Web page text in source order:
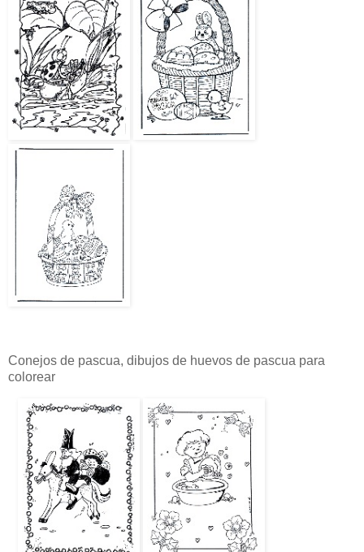
Conejos de pascua, dibujos de huevos de pascua para
colorear